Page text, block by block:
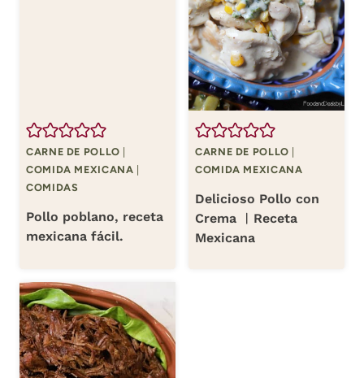
CARNE DE POLLO
COMIDA MEXICANA
COMIDAS
Pollo poblano, receta
mexicana fácil.
CARNE DE POLLO
COMIDA MEXICANA
Delicioso Pollo con
Crema ︱Receta
Mexicana